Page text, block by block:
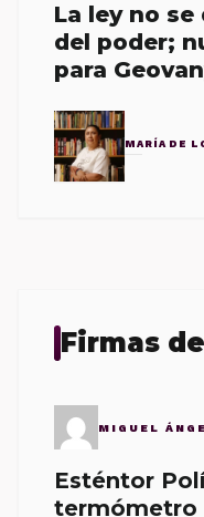
La ley no
del poder;
para
MARÍA DE
Firmas
MIGUEL
Esténtor
termómetro